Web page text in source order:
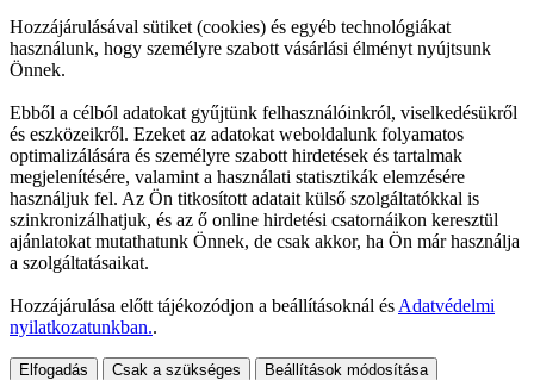
Hozzájárulásával sütiket (cookies) és egyéb technológiákat
használunk, hogy személyre szabott vásárlási élményt nyújtsunk
Önnek.
Ebből a célból adatokat gyűjtünk felhasználóinkról, viselkedésükről
és eszközeikről. Ezeket az adatokat weboldalunk folyamatos
optimalizálására és személyre szabott hirdetések és tartalmak
megjelenítésére, valamint a használati statisztikák elemzésére
használjuk fel. Az Ön titkosított adatait külső szolgáltatókkal is
szinkronizálhatjuk, és az ő online hirdetési csatornáikon keresztül
ajánlatokat mutathatunk Önnek, de csak akkor, ha Ön már használja
a szolgáltatásaikat.
Hozzájárulása előtt tájékozódjon a beállításoknál és Adatvédelmi
nyilatkozatunkban..
Elfogadás Csak a szükséges Beállítások módosítása